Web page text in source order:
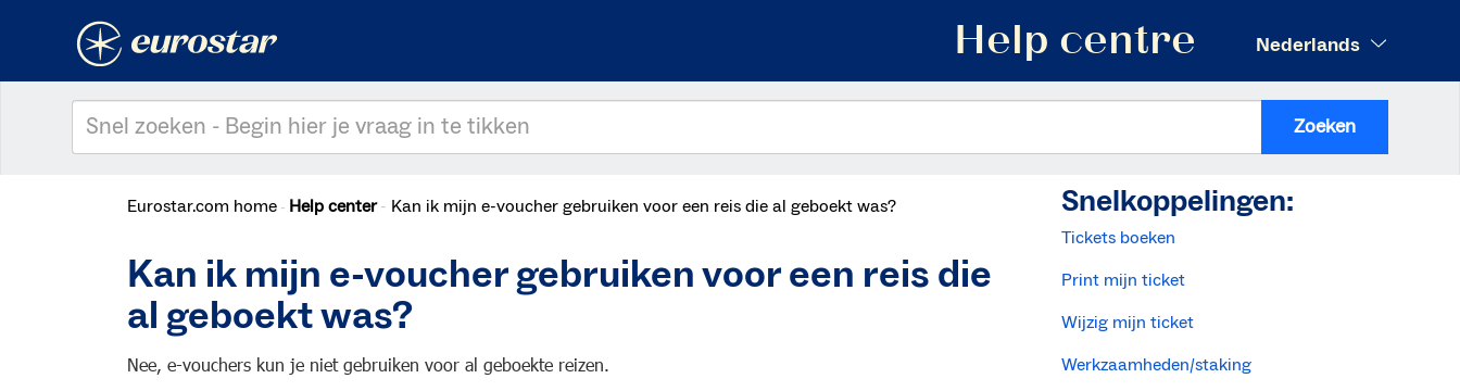
Nederlands
Help centre
Zoeken
Eurostar.com home Help center Kan ik mijn e-voucher gebruiken voor een reis die al geboekt was?
Kan ik mijn e-voucher gebruiken voor een reis die
al geboekt was?
Nee, e-vouchers kun je niet gebruiken voor al geboekte reizen.
Snelkoppelingen:
Tickets boeken
Print mijn ticket
Wijzig mijn ticket
Werkzaamheden/staking